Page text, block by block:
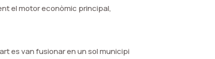
el motor econòmic principal,
es van fusionar en un sol municipi